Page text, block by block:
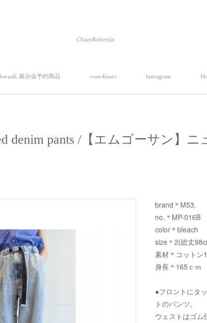
展示会予約商品 coordinate Instagram
denim pants /【エムゴーサン】
brand＊M53.
no.＊MP-016B
color＊bleach
size＊2(総丈
素材＊コットン
身長＊165ｃｍ
●フロントにタ
トのパンツ。
ウェストはゴム